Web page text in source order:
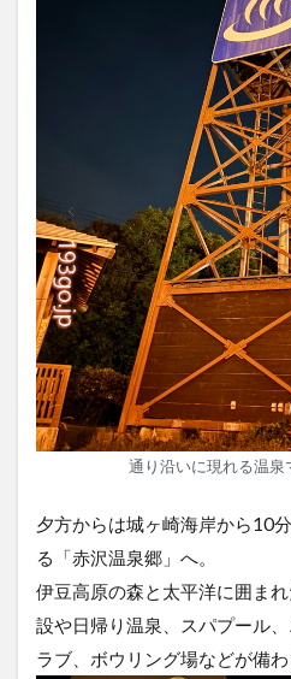
通り沿いに現れる温泉
夕方からは城ヶ崎海岸から10
る「赤沢温泉郷」へ。
伊豆高原の森と太平洋に囲ま
設や日帰り温泉、スパプール
ラブ、ボウリング場などが備わ